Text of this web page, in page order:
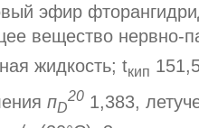
эфир
вещество нервно-
жидкость; tкип
пD
20 1,383,